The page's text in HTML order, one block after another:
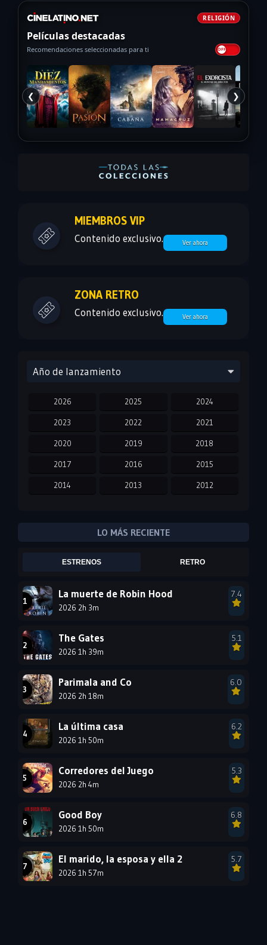
RELIGIÓN
Películas destacadas
Recomendaciones seleccionadas para ti
❮ ❯
MIEMBROS VIP
Contenido exclusivo. Ver ahora
ZONA RETRO
Contenido exclusivo. Ver ahora
Año de lanzamiento
2026 2025 2024
2023 2022 2021
2020 2019 2018
2017 2016 2015
2014 2013 2012
2007
1999 1998
1996
1990
1984
1978
LO MÁS RECIENTE
ESTRENOS RETRO
La muerte de Robin Hood
2026 2h 3m
7.4
The Gates
2026 1h 39m
5.1
Parimala and Co
2026 2h 18m
6.0
La última casa
2026 1h 50m
6.2
Corredores del Juego
2026 2h 4m
5.3
Good Boy
2026 1h 50m
6.8
El marido, la esposa y ella 2
2026 1h 57m
5.7